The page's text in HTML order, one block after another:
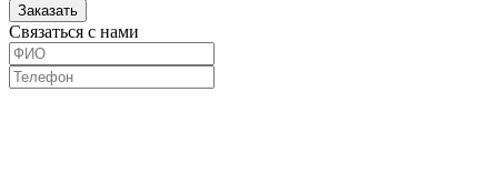
Заказать
Связаться с нами